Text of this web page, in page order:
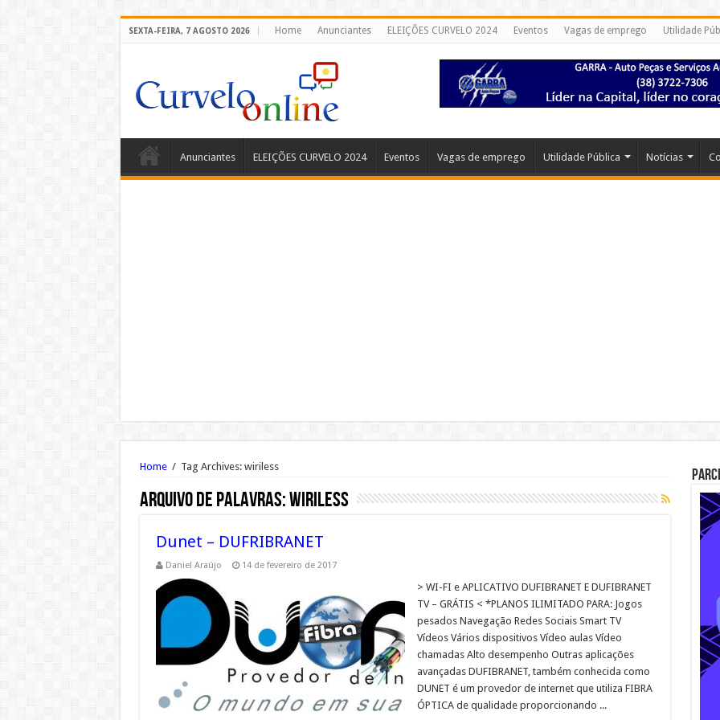
SEXTA-FEIRA, 7 AGOSTO 2026 Home Anunciantes ELEIÇÕES CURVELO 2024 Eventos Vagas de emprego Utilidade
Anunciantes ELEIÇÕES CURVELO 2024 Eventos Vagas de emprego Utilidade Pública Notícias
Home / Tag Archives: wiriless
Arquivo de palavras:wiriless
Dunet – DUFRIBRANET
Daniel Araújo 14 de fevereiro de 2017
> WI-FI e APLICATIVO DUFIBRANET E DUFIBRANET
TV – GRÁTIS < *PLANOS ILIMITADO PARA: Jogos
pesados Navegação Redes Sociais Smart TV
Vídeos Vários dispositivos Vídeo aulas​ Vídeo
chamadas Alto desempenho Outras aplicações
avançadas DUFIBRANET, também conhecida como
DUNET é um provedor de internet que utiliza FIBRA
ÓPTICA de qualidade proporcionando ...